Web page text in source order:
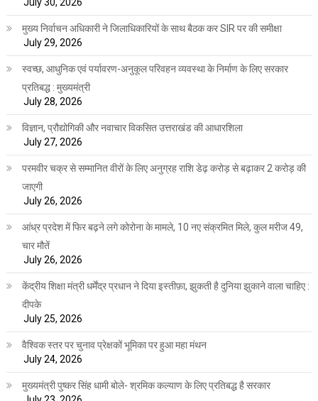
मुख्य निर्वाचन अधिकारी ने जिलाधिकारियों के साथ बैठक कर SIR पर की समीक्षा
July 29, 2026
स्वच्छ, आधुनिक एवं पर्यावरण-अनुकूल परिवहन व्यवस्था के निर्माण के लिए सरकार
प्रतिबद्ध : मुख्यमंत्री
July 28, 2026
विज्ञान, प्रौद्योगिकी और नवाचार विकसित उत्तराखंड की आधारशिला
July 27, 2026
परमवीर चक्र से सम्मानित वीरों के लिए अनुग्रह राशि डेढ़ करोड़ से बढ़ाकर 2 करोड़ की
जाएगी
July 26, 2026
आंध्र प्रदेश में फिर बढ़ने लगे कोरोना के मामले, 10 नए संक्रमित मिले, कुल मरीज 49,
चार मौतें
July 26, 2026
केंद्रीय शिक्षा मंत्री धर्मेंद्र प्रधान ने दिया इस्तीफ़ा, झुकती है दुनिया झुकाने वाला चाहिए :
दीपके
July 25, 2026
वैश्विक स्तर पर चुनाव प्रेक्षकों भूमिका पर हुआ महा मंथन
July 24, 2026
मुख्यमंत्री पुष्कर सिंह धामी बोले- श्रमिक कल्याण के लिए प्रतिबद्ध है सरकार